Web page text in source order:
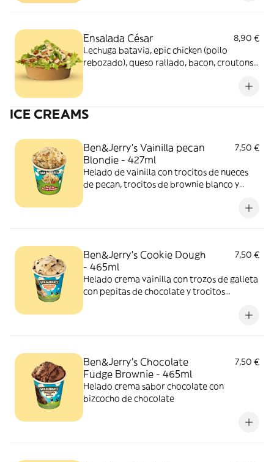
Ensalada César
8,90 €
Lechuga batavia, epic chicken (pollo
rebozado), queso rallado, bacon, croutons y
ICE CREAMS
Ben&Jerry’s Vainilla pecan
Blondie - 427ml
7,50 €
Helado de vainilla con trocitos de nueces
de pecan, trocitos de brownie blanco y
Ben&Jerry’s Cookie Dough
- 465ml
7,50 €
Helado crema vainilla con trozos de galleta
con pepitas de chocolate y trocitos
Ben&Jerry’s Chocolate
Fudge Brownie - 465ml
7,50 €
Helado crema sabor chocolate con
bizcocho de chocolate